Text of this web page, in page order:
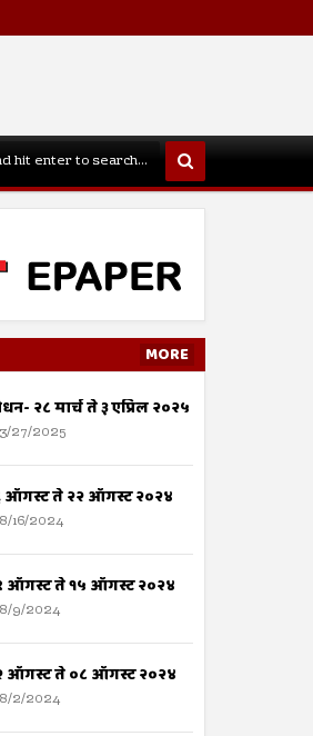
MORE
२८ मार्च ते ३ एप्रिल २०२५
27/2025
ऑगस्ट ते २२ ऑगस्ट २०२४
16/2024
ऑगस्ट ते १५ ऑगस्ट २०२४
9/2024
ऑगस्ट ते ०८ ऑगस्ट २०२४
2/2024